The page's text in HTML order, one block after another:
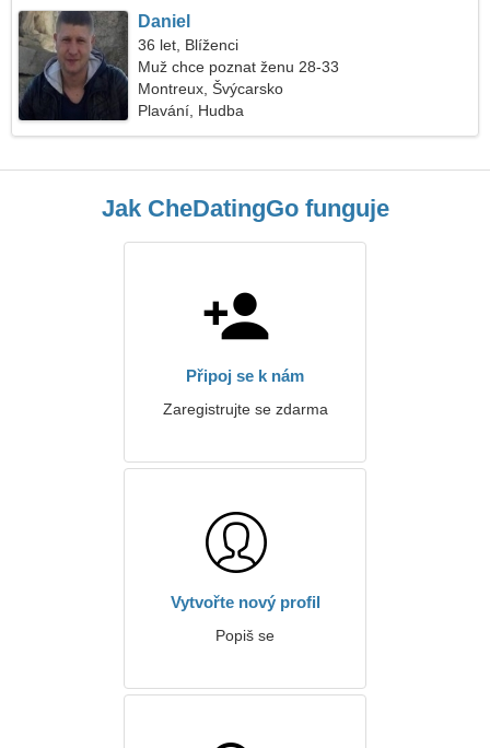
Daniel
36 let, Blíženci
Muž chce poznat ženu 28-33
Montreux, Švýcarsko
Plavání, Hudba
Jak CheDatingGo funguje
Připoj se k nám
Zaregistrujte se zdarma
Vytvořte nový profil
Popiš se